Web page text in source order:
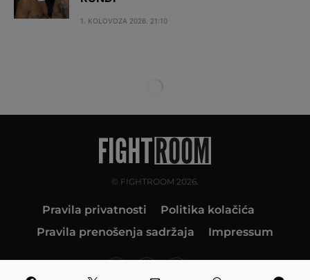
1. KOLOVOZA 2026. 21:10
© FIGHTROOM 2026.
Pravila privatnosti
Politika kolačića
Pravila prenošenja sadržaja
Impressum